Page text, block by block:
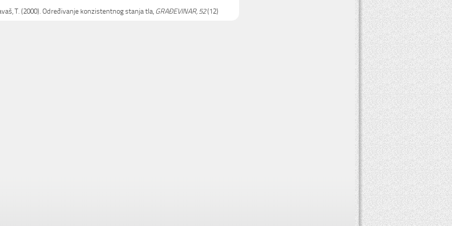
T. (2000). Određivanje konzistentnog stanja tla, GRAĐEVINAR, 52(12)